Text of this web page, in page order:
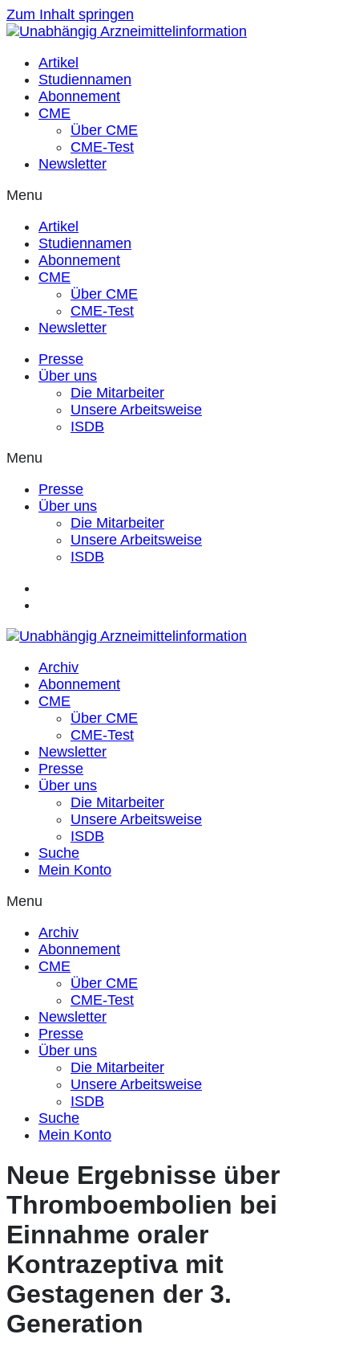
Zum Inhalt springen
Artikel
Studiennamen
Abonnement
CME
Über CME
CME-Test
Newsletter
Menu
Artikel
Studiennamen
Abonnement
CME
Über CME
CME-Test
Newsletter
Presse
Über uns
Die Mitarbeiter
Unsere Arbeitsweise
ISDB
Menu
Presse
Über uns
Die Mitarbeiter
Unsere Arbeitsweise
ISDB
Archiv
Abonnement
CME
Über CME
CME-Test
Newsletter
Presse
Über uns
Die Mitarbeiter
Unsere Arbeitsweise
ISDB
Suche
Mein Konto
Menu
Archiv
Abonnement
CME
Über CME
CME-Test
Newsletter
Presse
Über uns
Die Mitarbeiter
Unsere Arbeitsweise
ISDB
Suche
Mein Konto
Neue Ergebnisse über
Thromboembolien bei
Einnahme oraler
Kontrazeptiva mit
Gestagenen der 3.
Generation